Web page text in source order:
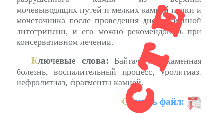
мочевыводящих путей и мелких камней почки и
мочеточника после проведения дистанционной
литотрипсии, и его можно рекомендовать при
консервативном лечении.
Ключевые слова: Байтач, мочекаменная
болезнь, воспалительный процесс, уролитиаз,
нефролитиаз, фрагменты камней.
С качать файл: